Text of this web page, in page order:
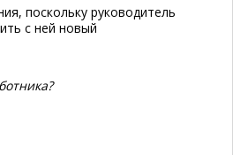
поскольку руководитель
с ней новый